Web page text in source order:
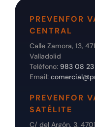
PREVENFOR
CENTRAL
Calle Zamora, 13,
Valladolid
Teléfono: 983 08 23
Email:
PREVENFOR
SATÉLITE
C/ del Argón, 3,